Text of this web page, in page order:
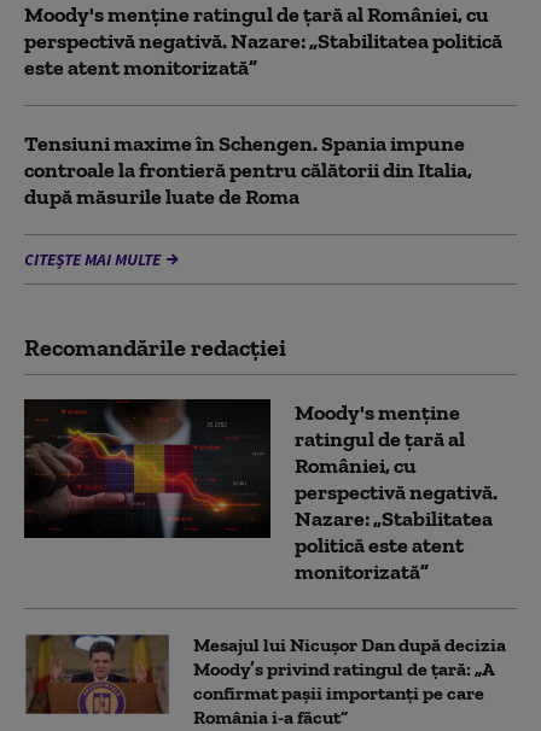
Moody's menține ratingul de țară al României, cu
perspectivă negativă. Nazare: „Stabilitatea politică
este atent monitorizată”
Tensiuni maxime în Schengen. Spania impune
controale la frontieră pentru călătorii din Italia,
după măsurile luate de Roma
CITEȘTE MAI MULTE
Recomandările redacţiei
Moody's menține
ratingul de țară al
României, cu
perspectivă negativă.
Nazare: „Stabilitatea
politică este atent
monitorizată”
Mesajul lui Nicușor Dan după decizia
Moody’s privind ratingul de țară: „A
confirmat pașii importanți pe care
România i-a făcut”